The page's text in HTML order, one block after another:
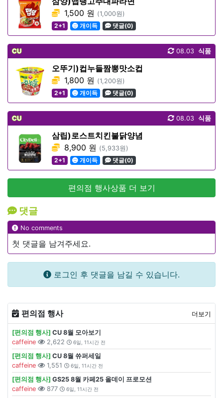
1,500 원 (1,000원)
2+1
개이득 댓글(0)
CU 식품
08.03
오뚜기)컵누들짬뽕맛소컵
1,800 원 (1,200원)
2+1
개이득 댓글(0)
CU 식품
08.03
삼립)로스트치킨불닭양념
8,900 원 (5,933원)
2+1
개이득 댓글(0)
편의점 행사상품 더 보기
댓글
No comments
첫 댓글을 남겨주세요.
로그인 후 댓글을 남길 수 있습니다.
편의점 행사 더보기
[편의점 행사] CU 8월 모아보기
caffeine
2,622 6일, 11시간 전
[편의점 행사] CU 8월 쓔퍼세일
caffeine
1,551 6일, 11시간 전
[편의점 행사] GS25 8월 카페25 올데이 프로모션
caffeine
877 6일, 11시간 전